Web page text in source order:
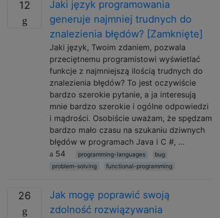
12
Jaki język programowania
generuje najmniej trudnych do
znalezienia błędów? [Zamknięte]
Jaki język, Twoim zdaniem, pozwala
przeciętnemu programistowi wyświetlać
funkcje z najmniejszą ilością trudnych do
znalezienia błędów? To jest oczywiście
bardzo szerokie pytanie, a ja interesują
mnie bardzo szerokie i ogólne odpowiedzi
i mądrości. Osobiście uważam, że spędzam
bardzo mało czasu na szukaniu dziwnych
błędów w programach Java i C #, …
54
programming-languages
bug
problem-solving
functional-programming
26
Jak mogę poprawić swoją
zdolność rozwiązywania